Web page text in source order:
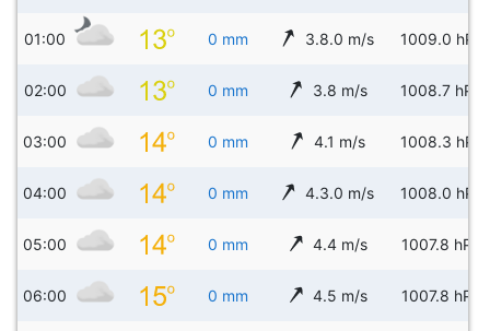
01:00 0 mm 3.8.0 m/s 1009.0 hPa
02:00 0 mm 3.8 m/s 1008.7 hPa
03:00 0 mm 4.1 m/s 1008.3 hPa
04:00 0 mm 4.3.0 m/s 1008.0 hPa
05:00 0 mm 4.4 m/s 1007.8 hPa
06:00 0 mm 4.5 m/s 1007.8 hPa